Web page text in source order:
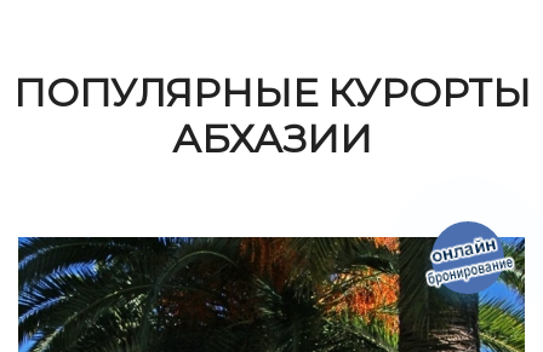
ПОПУЛЯРНЫЕ КУРОРТЫ
АБХАЗИИ